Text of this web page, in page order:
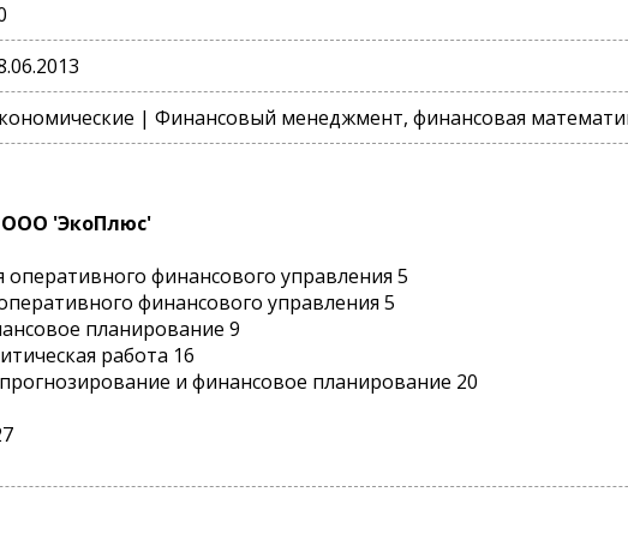
| Финансовый менеджмент, финансовая
ООО 'ЭкоПлюс'
оперативного финансового управления 5
финансового управления 5
планирование 9
работа 16
и финансовое планирование 20